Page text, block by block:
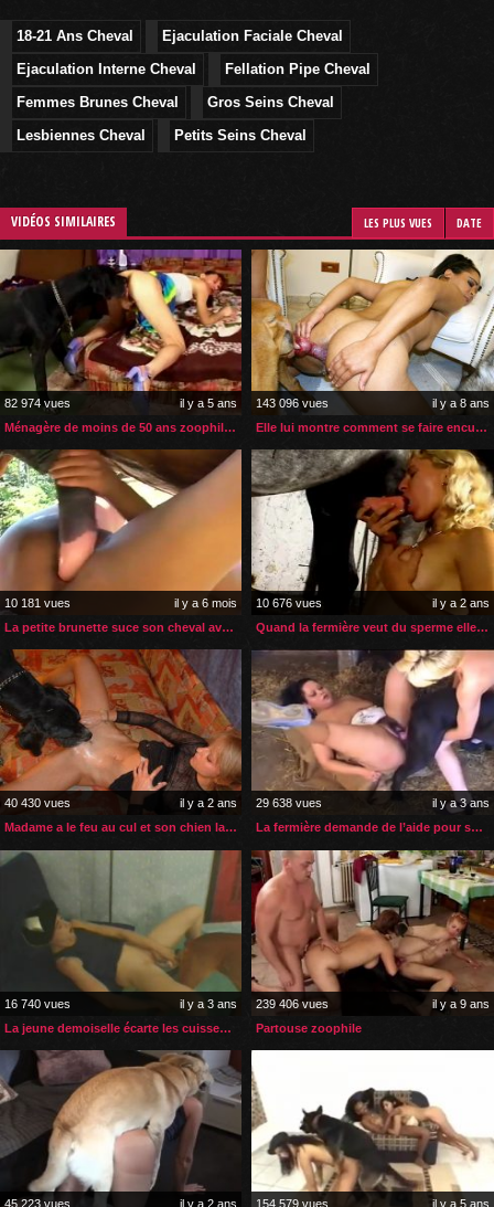
18-21 Ans Cheval
Ejaculation Faciale Cheval
Ejaculation Interne Cheval
Fellation Pipe Cheval
Femmes Brunes Cheval
Gros Seins Cheval
Lesbiennes Cheval
Petits Seins Cheval
VIDÉOS SIMILAIRES LES PLUS VUES DATE
82 974 vues
il y a 5 ans
Ménagère de moins de 50 ans zoophile enculée par son chien
143 096 vues
il y a 8 ans
Elle lui montre comment se faire enculer par son chien
10 181 vues
il y a 6 mois
La petite brunette suce son cheval avant qu’il l’encule
10 676 vues
il y a 2 ans
Quand la fermière veut du sperme elle va directement à la pompe
40 430 vues
il y a 2 ans
Madame a le feu au cul et son chien la soulage
29 638 vues
il y a 3 ans
La fermière demande de l’aide pour se faire baiser par son chien
16 740 vues
il y a 3 ans
La jeune demoiselle écarte les cuisses pour son chien
239 406 vues
il y a 9 ans
Partouse zoophile
45 223 vues il y a 2 ans 154 579 vues il y a 5 ans